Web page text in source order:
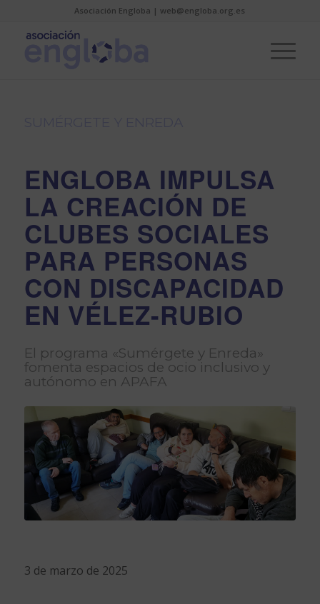
Asociación Engloba | web@engloba.org.es
ENGLOBA IMPULSA
LA CREACIÓN DE
CLUBES SOCIALES
PARA PERSONAS
CON DISCAPACIDAD
EN VÉLEZ-RUBIO
El programa «Sumérgete y Enreda»
fomenta espacios de ocio inclusivo y
autónomo en APAFA
3 de marzo de 2025